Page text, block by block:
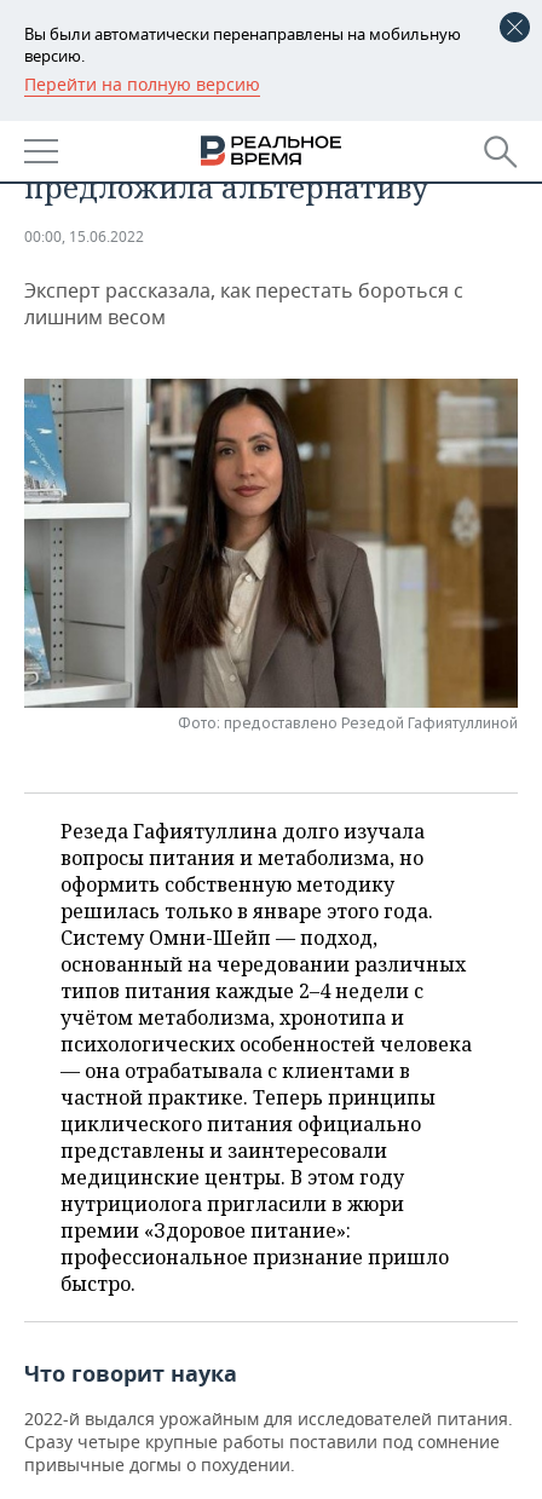
Вы были автоматически перенаправлены на мобильную
версию.
Перейти на полную версию
РЕГИОНЫ
БАШКОРТОСТАН
ТАТАРСТАН
НОВОСТИ
АНАЛИТИКА
ДЕКЛАРАЦИИ О ДОХОДАХ
ВУЗЫ ТАТАРСТАНА
КОМУ ПРИНАДЛЕЖАТ
ТОРГОВЫЕ ЦЕНТРЫ
ТАТАРСТАНА
НОВОСТИ ЭКОНОМИКИ
БАНКИ
БЮДЖЕТ
ИНВЕСТИЦИИ
ПРОМЫШЛЕННОСТЬ
ПРОМЫШЛЕННОСТИ
АГРОПРОМ
МАШИНОСТРОЕНИЕ
НЕФТЕХИМИЯ
НЕФТЬ
ОПК
НОВОСТИ НЕДВИЖИМОСТИ
АВТО
НОВОСТИ АВТО
БИЗНЕС
НОВОСТИ БИЗНЕСА
РОЗНИЧНАЯ ТОРГОВЛЯ
ТРАНСПОРТ
УСЛУГИ
ТЕХНОЛОГИИ
НОВОСТИ ТЕХНОЛОГИЙ
IT
МЕДИА
МЕРОПРИЯТИЯ
НОВОСТИ МЕРОПРИЯТИЙ
ВЫЕЗДНАЯ РЕДАКЦИЯ
ОТКРЫТАЯ ЛЕКЦИЯ
СПОРТ
НОВОСТИ СПОРТА
БАСКЕТБОЛ
ВОЛЕЙБОЛ
КИБЕРСПОРТ
ФИГУРНОЕ КАТАНИЕ
ВОДНЫЕ ВИДЫ СПОРТА
ХОККЕЙ С МЯЧОМ
ОБЩЕСТВО
ИНФРАСТРУКТУРА
ИСТОРИЯ
КУЛЬТУРА
МЕДИЦИНА
ОБРАЗОВАНИЕ
ПРОИСШЕСТВИЯ
СПРАВОЧНИК
СПИСОК ПЕРСОН
СПИСОК КОМПАНИЙ
ПОЛНАЯ ВЕРСИЯ
российский нутрициолог
предложила альтернативу
00:00, 15.06.2022
Эксперт рассказала, как перестать бороться с
лишним весом
Фото: предоставлено Резедой Гафиятуллиной
Резеда Гафиятуллина долго изучала
вопросы питания и метаболизма, но
оформить собственную методику
решилась только в январе этого года.
Систему Омни-Шейп — подход,
основанный на чередовании различных
типов питания каждые 2–4 недели с
учётом метаболизма, хронотипа и
психологических особенностей человека
— она отрабатывала с клиентами в
частной практике. Теперь принципы
циклического питания официально
представлены и заинтересовали
медицинские центры. В этом году
нутрициолога пригласили в жюри
премии «Здоровое питание»:
профессиональное признание пришло
быстро.
Что говорит наука
2022-й выдался урожайным для исследователей питания.
Сразу четыре крупные работы поставили под сомнение
привычные догмы о похудении.